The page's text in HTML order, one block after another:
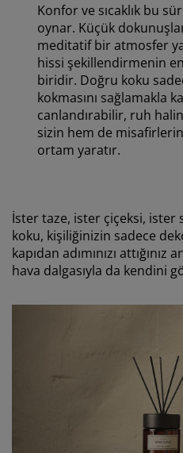
Konfor ve sıcaklık bu
oynar. Küçük
meditatif bir atmosfer
hissi şekillendirmenin
biridir. Doğru koku
kokmasını sağlamakla
canlandırabilir, ruh
sizin hem de
ortam yaratır.
İster taze, ister çiçeksi, ister
koku, kişiliğinizin sadece
kapıdan adımınızı
hava dalgasıyla da kendini